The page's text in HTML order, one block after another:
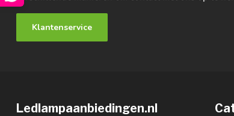
Klantenservice
Ledlampaanbiedingen.nl